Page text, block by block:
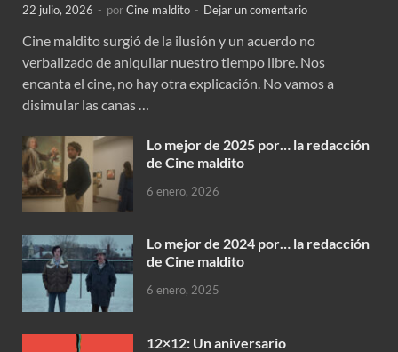
22 julio, 2026 - porCine maldito - Dejar un comentario
Cine maldito surgió de la ilusión y un acuerdo no
verbalizado de aniquilar nuestro tiempo libre. Nos
encanta el cine, no hay otra explicación. No vamos a
disimular las canas …
Lo mejor de 2025 por… la redacción
de Cine maldito
6 enero, 2026
Lo mejor de 2024 por… la redacción
de Cine maldito
6 enero, 2025
12×12: Un aniversario